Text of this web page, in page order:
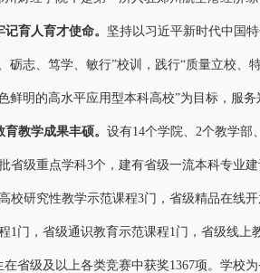
记育人育才使命。 坚持以习近平新时代中国
砺志、笃学、敏行”校训，践行“质量立校、
鲜明的高水平应用型本科高校”为目标，服
育教学成果丰硕。 设有14个学院、2个教学部
省级重点学科3个，建有省级一流本科专业建
校研究性教学示范课程3门，省级精品在线
1门，省级通识教育示范课程1门，省级线
在省级及以上各类竞赛中获奖1367项。 学校为